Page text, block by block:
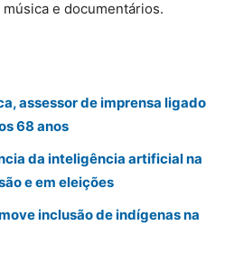
e documentários.
assessor de imprensa ligado
68 anos
da inteligência artificial na
e em eleições
inclusão de indígenas na